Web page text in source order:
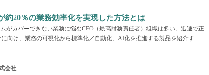
20％の業務効率化を実現した方法とは
がカバーできない業務に悩むCFO（最高財務責任者）組織は多い。迅速で正
向け、業務の可視化から標準化／自動化、AI化を推進する製品を紹介す
会社